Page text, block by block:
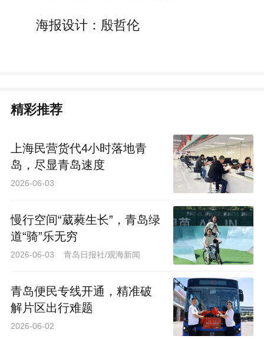
海报设计：殷哲伦
精彩推荐
上海民营货代4小时落地青
岛，尽显青岛速度
2026-06-03
慢行空间“葳蕤生长”，青岛绿
道“骑”乐无穷
2026-06-03 青岛日报社/观海新闻
青岛便民专线开通，精准破
解片区出行难题
2026-06-02